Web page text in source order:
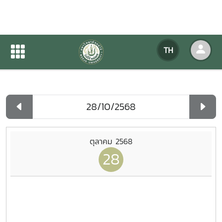
TH
ปฏิทินกิจกรรมของหน่วยงาน
ปฏิทินกิจกรรมของหน่วยงาน
ตุลาคม 2568
28